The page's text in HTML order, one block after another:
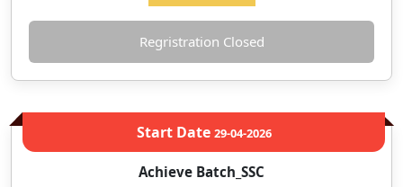
Regristration Closed
Start Date 29-04-2026
Achieve Batch_SSC